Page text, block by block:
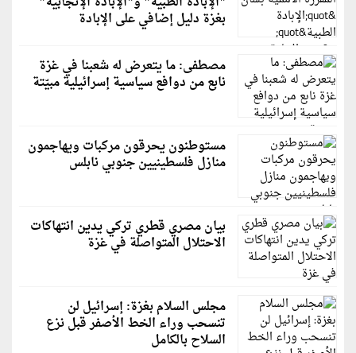
بغزة دليل إضافي على الإبادة
مصطفى: ما يتعرض له شعبنا في غزة
نابع من دوافع سياسية إسرائيلية مبيّتة
مستوطنون يحرقون مركبات ويهاجمون
منازل فلسطينيين جنوبي نابلس
بيان مصري قطري تركي يدين انتهاكات
الاحتلال المتواصلة في غزة
مجلس السلام بغزة: إسرائيل لن
تنسحب وراء الخط الأصفر قبل نزع
السلاح بالكامل